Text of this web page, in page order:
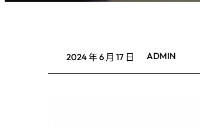
2024 年 6 月 17 日 ADMIN